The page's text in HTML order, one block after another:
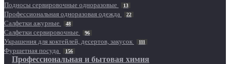
Подносы сервировочные одноразовые 13
Профессиональная одноразовая одежда 22
Салфетки ажурные 48
Салфетки сервировочные 96
Украшения для коктейлей, десертов, закусок 111
Фуршетная посуда 156
Профессиональная и бытовая химия